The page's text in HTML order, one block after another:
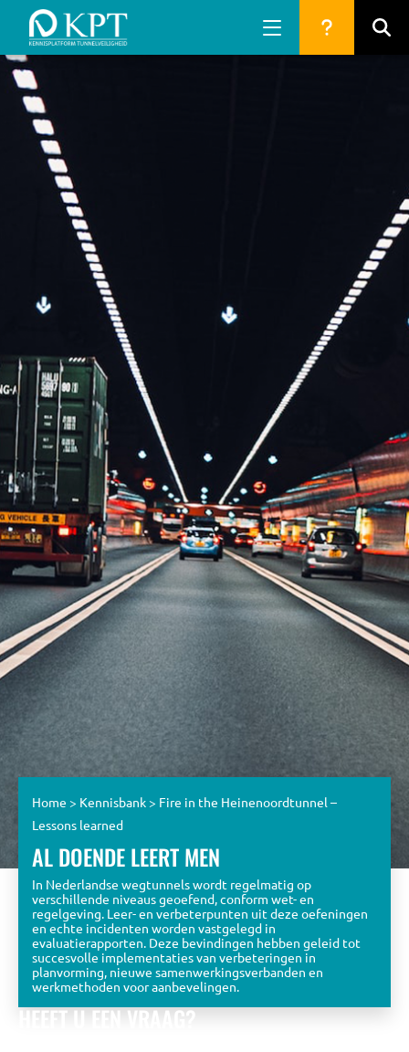
Home > Kennisbank> Fire in the Heinenoordtunnel –
Lessons learned
AL DOENDE LEERT MEN
In Nederlandse wegtunnels wordt regelmatig op
verschillende niveaus geoefend, conform wet- en
regelgeving. Leer- en verbeterpunten uit deze oefeningen
en echte incidenten worden vastgelegd in
evaluatierapporten. Deze bevindingen hebben geleid tot
succesvolle implementaties van verbeteringen in
planvorming, nieuwe samenwerkingsverbanden en
werkmethoden voor aanbevelingen.
HEEFT U EEN VRAAG?